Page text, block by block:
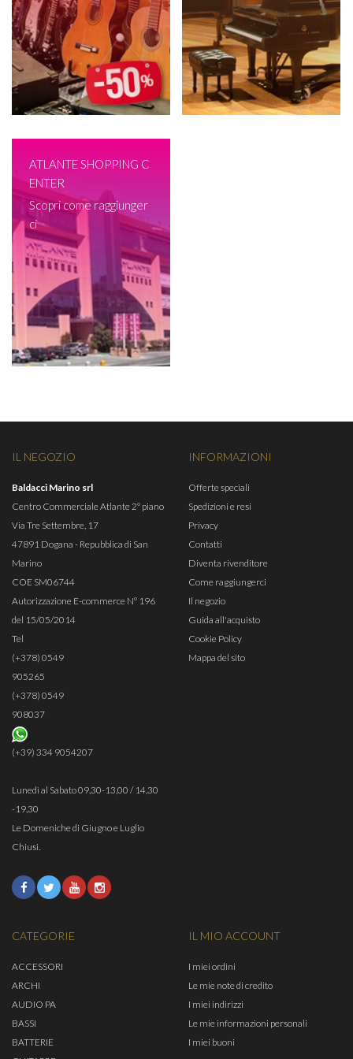
ATLANTE SHOPPING C
ENTER
Scopri come raggiunger
ci
IL NEGOZIO
Baldacci Marino srl
Centro Commerciale Atlante 2° piano
Via Tre Settembre, 17
47891 Dogana - Repubblica di San
Marino
COE SM06744
Autorizzazione E-commerce N° 196
del 15/05/2014
Tel
(+378) 0549
905265
(+378) 0549
908037
(+39) 334 9054207
Lunedì al Sabato 09,30-13,00 / 14,30
-19,30
Le Domeniche di Giugno e Luglio
Chiusi.
INFORMAZIONI
Offerte speciali
Spedizioni e resi
Privacy
Contatti
Diventa rivenditore
Come raggiungerci
Il negozio
Guida all'acquisto
Cookie Policy
Mappa del sito
CATEGORIE
ACCESSORI
ARCHI
AUDIO PA
BASSI
BATTERIE
IL MIO ACCOUNT
I miei ordini
Le mie note di credito
I miei indirizzi
Le mie informazioni personali
I miei buoni